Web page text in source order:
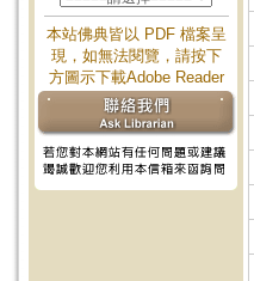
本站佛典皆以 PDF 檔案呈
現，如無法閱覽，請按下
方圖示下載Adobe Reader